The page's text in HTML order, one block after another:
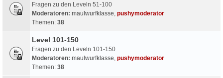
Fragen zu den Leveln 51-100
Moderatoren: maulwurfklasse, pushymoderator
Themen: 38
Level 101-150
Fragen zu den Leveln 101-150
Moderatoren: maulwurfklasse, pushymoderator
Themen: 38